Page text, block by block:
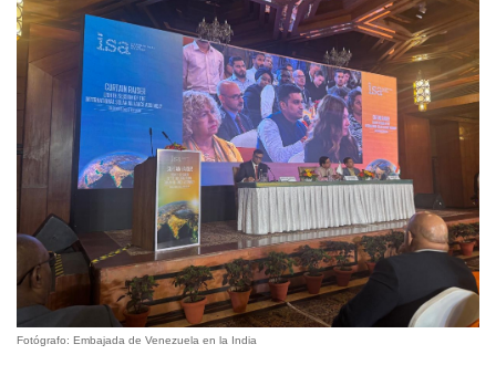
Fotógrafo: Embajada de Venezuela en la India